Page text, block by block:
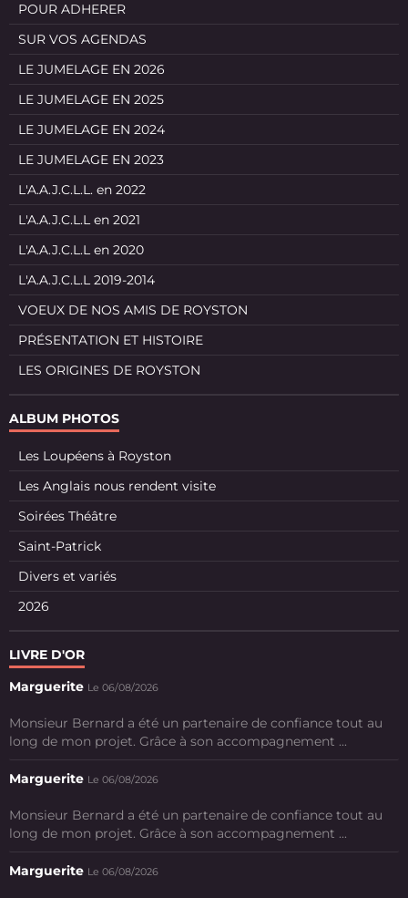
POUR ADHERER
SUR VOS AGENDAS
LE JUMELAGE EN 2026
LE JUMELAGE EN 2025
LE JUMELAGE EN 2024
LE JUMELAGE EN 2023
L'A.A.J.C.L.L. en 2022
L'A.A.J.C.L.L en 2021
L'A.A.J.C.L.L en 2020
L'A.A.J.C.L.L 2019-2014
VOEUX DE NOS AMIS DE ROYSTON
PRÉSENTATION ET HISTOIRE
LES ORIGINES DE ROYSTON
ALBUM PHOTOS
Les Loupéens à Royston
Les Anglais nous rendent visite
Soirées Théâtre
Saint-Patrick
Divers et variés
2026
LIVRE D'OR
Marguerite Le 06/08/2026
Monsieur Bernard a été un partenaire de confiance tout au
long de mon projet. Grâce à son accompagnement ...
Marguerite Le 06/08/2026
Monsieur Bernard a été un partenaire de confiance tout au
long de mon projet. Grâce à son accompagnement ...
Marguerite Le 06/08/2026